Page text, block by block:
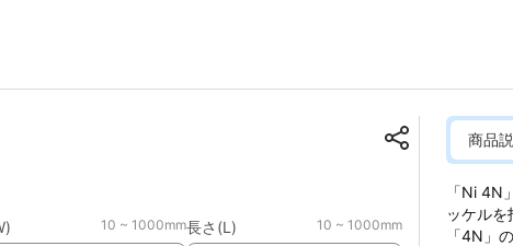
10 ~ 1000mm長さ(L) 10 ~ 1000mm
商品
「Ni 4N
ッケルを
「4N」